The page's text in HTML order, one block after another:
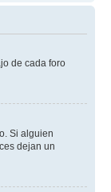
de cada foro
Si alguien
dejan un